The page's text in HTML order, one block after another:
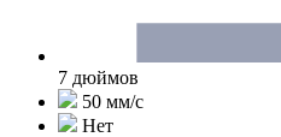
7 дюймов
50 мм/c
Нет